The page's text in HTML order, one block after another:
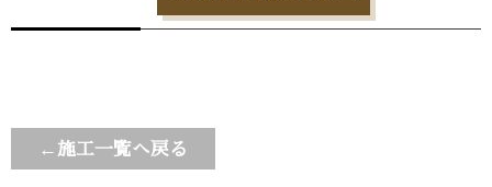
←施工一覧へ戻る